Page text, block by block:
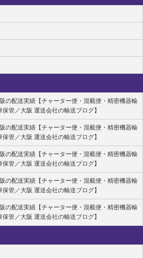
の配送実績【チャーター便・混載便・精密機器輸
管／大阪 運送会社の輸送ブログ】
の配送実績【チャーター便・混載便・精密機器輸
管／大阪 運送会社の輸送ブログ】
の配送実績【チャーター便・混載便・精密機器輸
管／大阪 運送会社の輸送ブログ】
の配送実績【チャーター便・混載便・精密機器輸
管／大阪 運送会社の輸送ブログ】
の配送実績【チャーター便・混載便・精密機器輸
管／大阪 運送会社の輸送ブログ】